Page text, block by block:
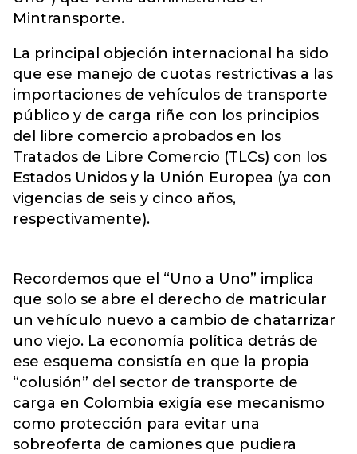
Mintransporte.
La principal objeción internacional ha sido
que ese manejo de cuotas restrictivas a las
importaciones de vehículos de transporte
público y de carga riñe con los principios
del libre comercio aprobados en los
Tratados de Libre Comercio (TLCs) con los
Estados Unidos y la Unión Europea (ya con
vigencias de seis y cinco años,
respectivamente).
Recordemos que el “Uno a Uno” implica
que solo se abre el derecho de matricular
un vehículo nuevo a cambio de chatarrizar
uno viejo. La economía política detrás de
ese esquema consistía en que la propia
“colusión” del sector de transporte de
carga en Colombia exigía ese mecanismo
como protección para evitar una
sobreoferta de camiones que pudiera